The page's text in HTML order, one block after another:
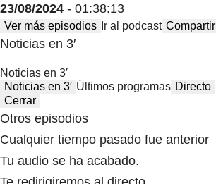
23/08/2024 - 01:38:13
Ver más episodios Ir al podcast Compartir
Noticias en 3′
Noticias en 3′
Noticias en 3′ Últimos programas Directo
Cerrar
Otros episodios
Cualquier tiempo pasado fue anterior
Tu audio se ha acabado.